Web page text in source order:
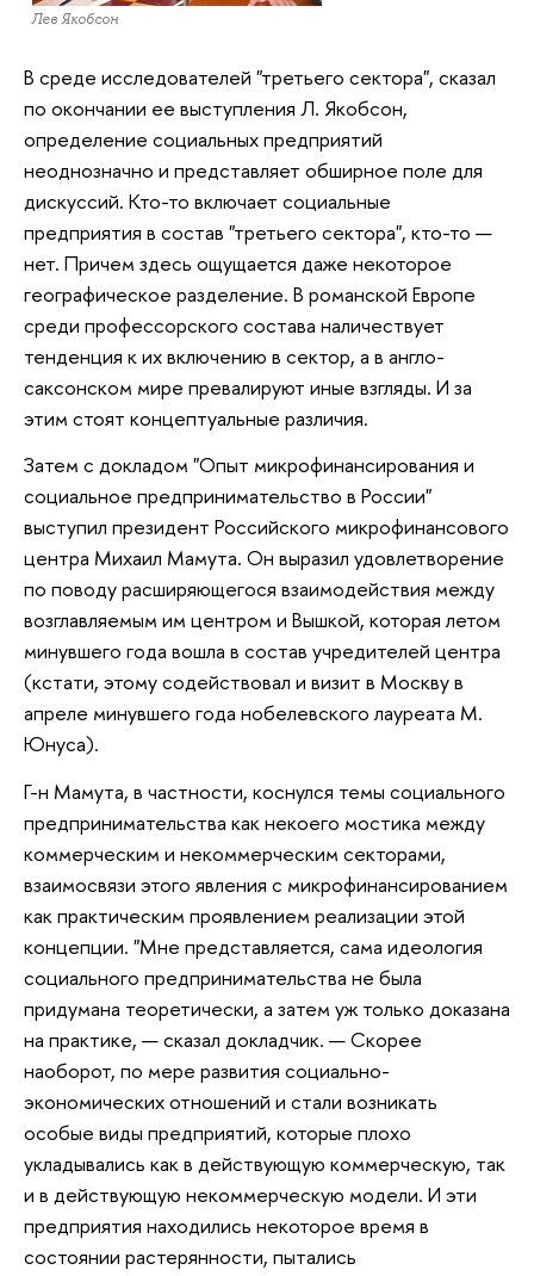
Лев Якобсон
В среде исследователей "третьего сектора", сказал
по окончании ее выступления Л. Якобсон,
определение социальных предприятий
неоднозначно и представляет обширное поле для
дискуссий. Кто-то включает социальные
предприятия в состав "третьего сектора", кто-то —
нет. Причем здесь ощущается даже некоторое
географическое разделение. В романской Европе
среди профессорского состава наличествует
тенденция к их включению в сектор, а в англо-
саксонском мире превалируют иные взгляды. И за
этим стоят концептуальные различия.
Затем с докладом "Опыт микрофинансирования и
социальное предпринимательство в России"
выступил президент Российского микрофинансового
центра Михаил Мамута. Он выразил удовлетворение
по поводу расширяющегося взаимодействия между
возглавляемым им центром и Вышкой, которая летом
минувшего года вошла в состав учредителей центра
(кстати, этому содействовал и визит в Москву в
апреле минувшего года нобелевского лауреата М.
Юнуса).
Г-н Мамута, в частности, коснулся темы социального
предпринимательства как некоего мостика между
коммерческим и некоммерческим секторами,
взаимосвязи этого явления с микрофинансированием
как практическим проявлением реализации этой
концепции. "Мне представляется, сама идеология
социального предпринимательства не была
придумана теоретически, а затем уж только доказана
на практике, — сказал докладчик. — Скорее
наоборот, по мере развития социально-
экономических отношений и стали возникать
особые виды предприятий, которые плохо
укладывались как в действующую коммерческую, так
и в действующую некоммерческую модели. И эти
предприятия находились некоторое время в
состоянии растерянности, пытались